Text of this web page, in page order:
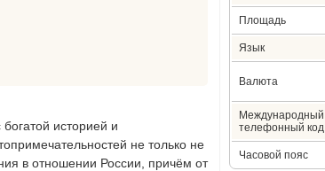
историей и
не только не
в отношении России, причём от
Площадь
Язык
Валюта
Международный
телефонный код
Часовой пояс